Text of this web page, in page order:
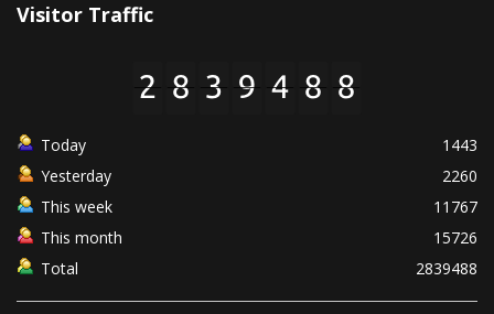
Visitor Traffic
Today
1443
Yesterday
2260
This week
11767
This month
15726
Total
2839488